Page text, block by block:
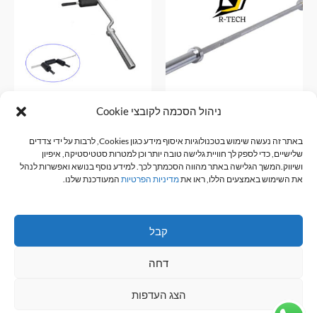
ניהול הסכמה לקובצי Cookie
באתר זה נעשה שימוש בטכנולוגיות איסוף מידע כגון Cookies, לרבות על ידי צדדים
שלישיים, כדי לספק לך חוויית גלישה טובה יותר וכן למטרות סטטיסטיקה, איפיון
ושיווק.המשך הגלישה באתר מהווה הסכמתך לכך. למידע נוסף בנושא ואפשרות לנהל
את השימוש באמצעים הללו, ראו אתמדיניות הפרטיות המעודכנת שלנו.
קבל
דחה
הצג העדפות
מוטות
₪650.00
הוספה לסל
מוטות
₪490.00
הוספה לסל